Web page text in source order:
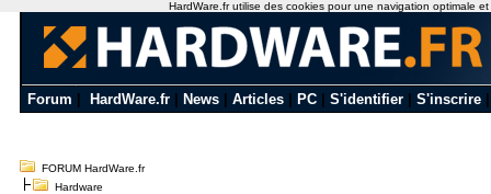
Forum HardWare.fr News Articles PC S'identifier S'inscrire
FORUM HardWare.fr
Hardware
HardWare.fr utilise des cookies pour une navigation optimale